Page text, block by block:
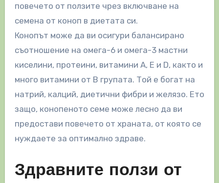
повечето от ползите чрез включване на
семена от коноп в диетата си.
Конопът може да ви осигури балансирано
съотношение на омега-6 и омега-3 мастни
киселини, протеини, витамини A, E и D, както и
много витамини от B групата. Той е богат на
натрий, калций, диетични фибри и желязо. Ето
защо, конопеното семе може лесно да ви
предостави повечето от храната, от която се
нуждаете за оптимално здраве.
Здравните ползи от